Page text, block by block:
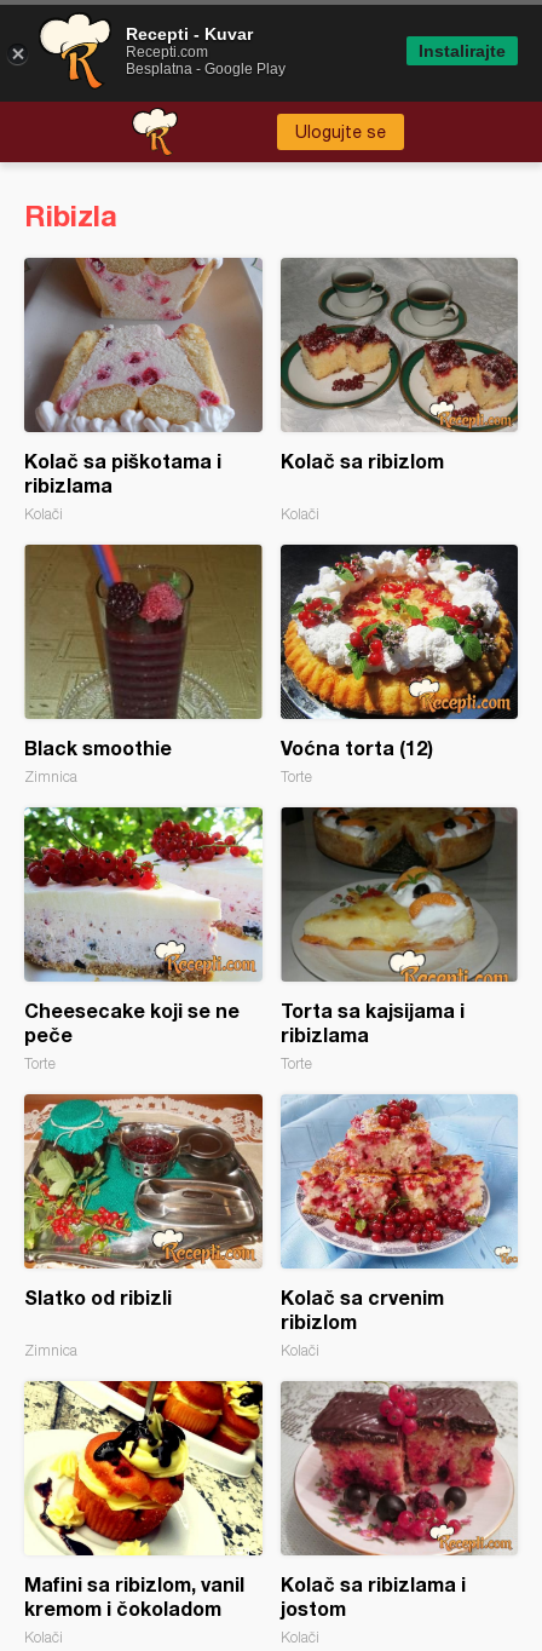
Ulogujte se
Ribizla
Kolač sa piškotama i
ribizlama
Kolači
Kolač sa ribizlom
Kolači
Black smoothie
Zimnica
Voćna torta (12)
Torte
Cheesecake koji se ne
peče
Torte
Torta sa kajsijama i
ribizlama
Torte
Slatko od ribizli
Zimnica
Kolač sa crvenim
ribizlom
Kolači
Mafini sa ribizlom, vanil
kremom i čokoladom
Kolači
Kolač sa ribizlama i
jostom
Kolači
Recepti - Kuvar
Recepti.com
Besplatna - Google Play
Instalirajte